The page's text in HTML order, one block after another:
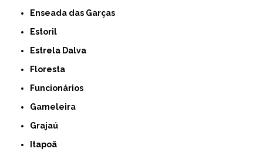
Enseada das Garças
Estoril
Estrela Dalva
Floresta
Funcionários
Gameleira
Grajaú
Itapoã